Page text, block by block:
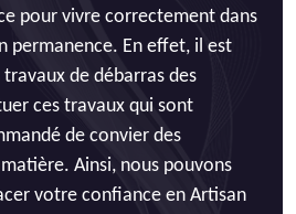
pour vivre correctement dans
permanence. En effet, il est
de débarras des
ces travaux qui sont
de convier des
Ainsi, nous pouvons
votre confiance en Artisan